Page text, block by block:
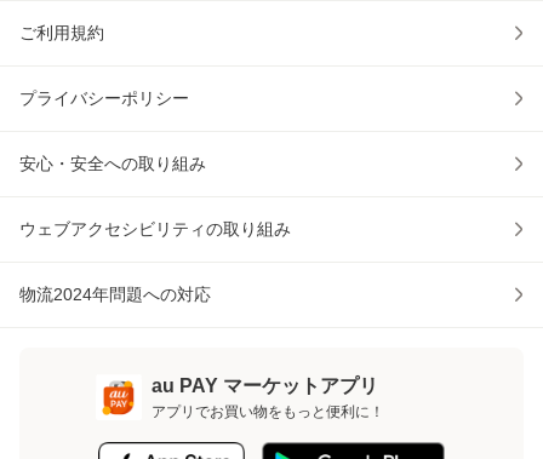
ご利用規約
プライバシーポリシー
安心・安全への取り組み
ウェブアクセシビリティの取り組み
物流2024年問題への対応
au PAY マーケットアプリ
アプリでお買い物をもっと便利に！